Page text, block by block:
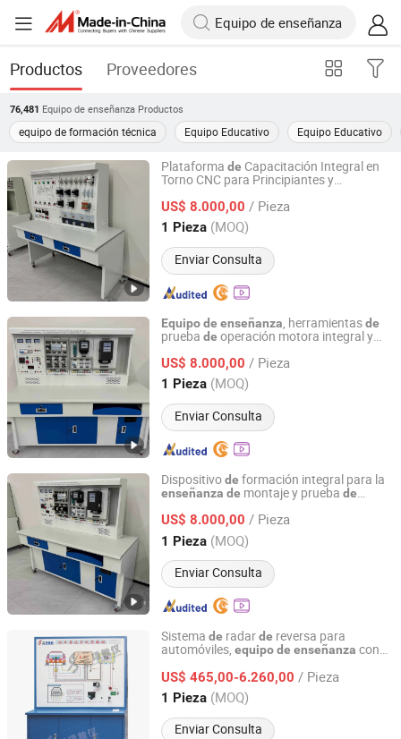
Productos Proveedores
76,481 Equipo de enseñanza Productos
equipo de formación técnica Equipo Educativo Equipo Educativo
Plataforma de Capacitación Integral en
Torno CNC para Principiantes y
US$ 8.000,00 / Pieza
1 Pieza (MOQ)
Enviar Consulta
Peigao Technology (Guangzhou) Co., Ltd.
Guangdong, China Desde 2025
Equipode enseñanza, herramientasde
prueba de operación motora integral y
deentrenamiento para ensamblaje y
prueba
deoperación
US$ 8.000,00 / Pieza
1 Pieza (MOQ)
Enviar Consulta
Peigao Technology (Guangzhou) Co., Ltd.
Guangdong, China Desde 2025
Dispositivode formación integral para la
enseñanza de montaje y prueba de
US$ 8.000,00 / Pieza
1 Pieza (MOQ)
Enviar Consulta
Peigao Technology (Guangzhou) Co., Ltd.
Guangdong, China Desde 2025
Sistema de radarde reversa para
automóviles, equipode enseñanza con
US$ 465,00-6.260,00 / Pieza
1 Pieza (MOQ)
Enviar Consulta
Guangzhou Sanxiang Teaching Apparatus Co., Ltd.
Guangdong, China Desde 2023